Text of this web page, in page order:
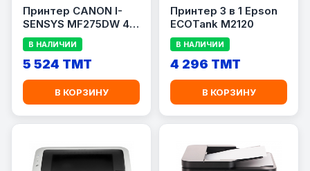
Принтер CANON I-
SENSYS MF275DW 4
IN 1
В НАЛИЧИИ
5 524 TMT
В КОРЗИНУ
Принтер 3 в 1 Epson
ECOTank M2120
В НАЛИЧИИ
4 296 TMT
В КОРЗИНУ